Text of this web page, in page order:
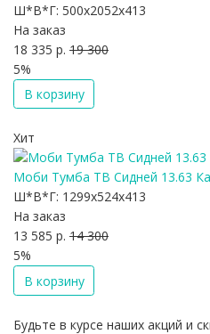
Ш*В*Г: 500x2052x413
На заказ
18 335 р. 19 300
5%
В корзину
Хит
Моби Тумба ТВ Сидней 13.63
Ш*В*Г: 1299x524x413
На заказ
13 585 р. 14 300
5%
В корзину
Будьте в курсе наших акций и